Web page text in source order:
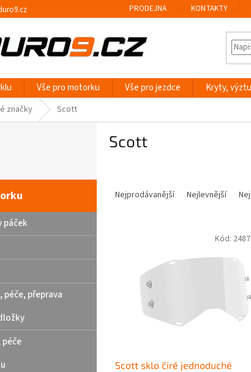
PRODEJNA KONTAKTY
Vše pro motorku Vše pro jezdce Kryty,
značky Scott
páček
péče, přeprava
Scott
Nejprodávanější Nejlevnější
Scott sklo čiré jednoduché
Kód: